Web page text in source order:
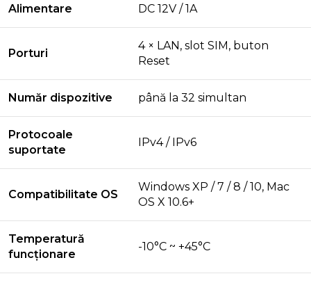
Alimentare DC 12V / 1A
Porturi
4 × LAN, slot SIM, buton
Reset
Număr dispozitive până la 32 simultan
Protocoale
suportate
IPv4 / IPv6
Compatibilitate OS
Windows XP / 7 / 8 / 10, Mac
OS X 10.6+
Temperatură
funcționare
-10°C ~ +45°C